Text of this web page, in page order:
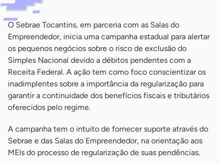
O Sebrae Tocantins, em parceria com as Salas do
Empreendedor, inicia uma campanha estadual para alertar
os pequenos negócios sobre o risco de exclusão do
Simples Nacional devido a débitos pendentes com a
Receita Federal. A ação tem como foco conscientizar os
inadimplentes sobre a importância da regularização para
garantir a continuidade dos benefícios fiscais e tributários
oferecidos pelo regime.
A campanha tem o intuito de fornecer suporte através do
Sebrae e das Salas do Empreendedor, na orientação aos
MEIs do processo de regularização de suas pendências.